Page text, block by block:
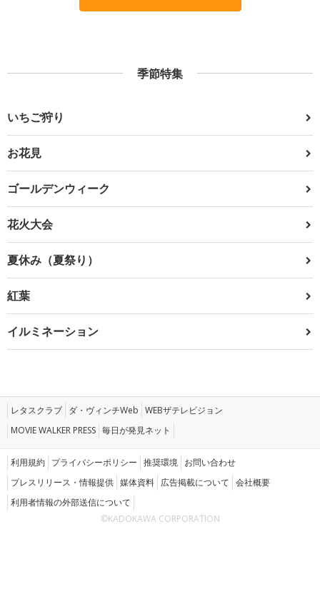
季節特集
いちご狩り
お花見
ゴールデンウィーク
花火大会
夏休み（夏祭り）
紅葉
イルミネーション
レタスクラブ ダ・ヴィンチWeb WEBザテレビジョン
MOVIE WALKER PRESS 毎日が発見ネット
利用規約 プライバシーポリシー 推奨環境 お問い合わせ
プレスリリース・情報提供 媒体資料 広告掲載について 会社概要
利用者情報の外部送信について
©KADOKAWA CORPORATION